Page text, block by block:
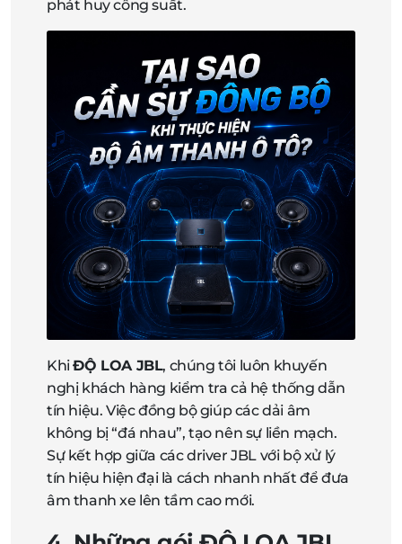
phát huy công suất.
KhiĐỘ LOA JBL, chúng tôi luôn khuyến
nghị khách hàng kiểm tra cả hệ thống dẫn
tín hiệu. Việc đồng bộ giúp các dải âm
không bị “đá nhau”, tạo nên sự liền mạch.
Sự kết hợp giữa các driver JBL với bộ xử lý
tín hiệu hiện đại là cách nhanh nhất để đưa
âm thanh xe lên tầm cao mới.